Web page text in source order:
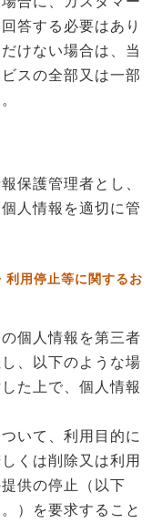
答する必要はあり
けない場合は、当
スの全部又は一部
保護管理者とし、
人情報を適切に管
利用停止等に関するお
個人情報を第三者
、以下のような場
た上で、個人情報
いて、利用目的に
くは削除又は利用
供の停止（以下
）を要求すること